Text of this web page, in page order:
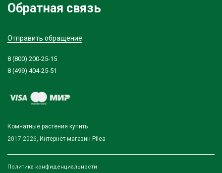
Обратная связь
Отправить обращение
8 (800) 200-25-15
8 (499) 404-25-51
Комнатные растения купить
2017-2026, Интернет-магазин Pilea
Политика конфиденциальности